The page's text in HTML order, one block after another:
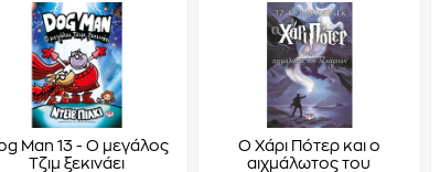
Man 13 - Ο μεγάλος
Τζιμ ξεκινάει
Ο Χάρι Πότερ και ο
αιχμάλωτος του